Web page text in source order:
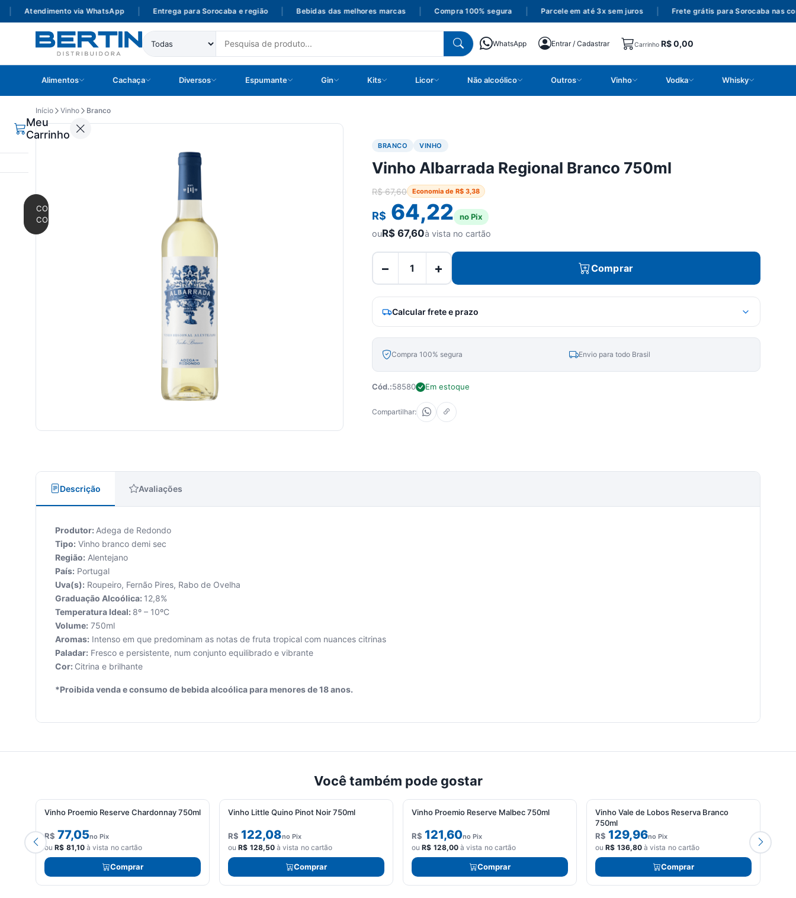
Atendimento via WhatsApp Entrega para Sorocaba e região Bebidas das melhores marcas Compra 100% segura Parcele em até 3x sem juros Frete grátis para Sorocaba nas
WhatsApp Entrar / Cadastrar Carrinho R$0,00
Alimentos Cachaça Diversos Espumante Gin Kits Licor Não alcoólico Outros Vinho Vodka Whisky
Meu
Carrinho
CONTINUAR
COMPRANDO
Início Vinho Branco
BRANCO VINHO
Vinho Albarrada Regional Branco 750ml
R$67,60 Economia de R$ 3,38
R$ 64,22 no Pix
ouR$ 67,60à vista no cartão
− + Comprar
Calcular frete e prazo
Compra 100% segura Envio para todo Brasil
Cód.:58580 Em estoque
Compartilhar:
Descrição Avaliações
Produtor: Adega de Redondo
Tipo: Vinho branco demi sec
Região: Alentejano
País: Portugal
Uva(s): Roupeiro, Fernão Pires, Rabo de Ovelha
Graduação Alcoólica: 12,8%
Temperatura Ideal: 8º – 10ºC
Volume: 750ml
Aromas: Intenso em que predominam as notas de fruta tropical com nuances citrinas
Paladar: Fresco e persistente, num conjunto equilibrado e vibrante
Cor: Citrina e brilhante
*Proibida venda e consumo de bebida alcoólica para menores de 18 anos.
Você também pode gostar
Vinho Proemio Reserve Chardonnay 750ml
R$ 77,05no Pix
ouR$ 81,10à vista no cartão
Comprar
Vinho Little Quino Pinot Noir 750ml
R$ 122,08no Pix
ouR$ 128,50à vista no cartão
Comprar
Vinho Proemio Reserve Malbec 750ml
R$ 121,60no Pix
ouR$ 128,00à vista no cartão
Comprar
Vinho Vale de Lobos Reserva Branco
750ml
R$ 129,96no Pix
ouR$ 136,80à vista no cartão
Comprar